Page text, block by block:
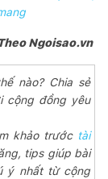
Ngoisao.vn
nào? Chia sẻ
đồng yêu
khảo trước tài
tips giúp bài
ý nhất từ cộng